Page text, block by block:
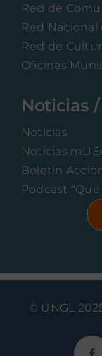
Red de
Red
Red de
Oficinas
Noticias
Noticias
Noticias
Boletin
Podcast
© UNGL